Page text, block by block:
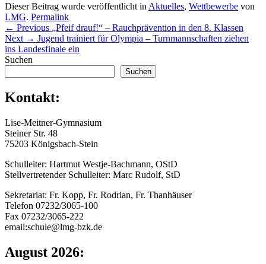
Dieser Beitrag wurde veröffentlicht in Aktuelles, Wettbewerbe von
LMG. Permalink
Beitragsnavigation
← Previous
Previous
post:
„Pfeif drauf!“ – Rauchprävention in den 8. Klassen
Next → Next
post:
Jugend trainiert für Olympia – Turnmannschaften ziehen
ins Landesfinale ein
Primärer
Seitenleisten
Widget-
Suchen
Suchen
Kontakt:
Lise-Meitner-Gymnasium
Steiner Str. 48
75203 Königsbach-Stein
Schulleiter: Hartmut Westje-Bachmann, OStD
Stellvertretender Schulleiter: Marc Rudolf, StD
Sekretariat: Fr. Kopp, Fr. Rodrian, Fr. Thanhäuser
Telefon 07232/3065-100
Fax 07232/3065-222
email:schule@lmg-bzk.de
August 2026: